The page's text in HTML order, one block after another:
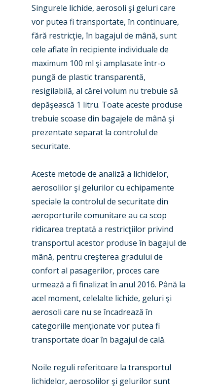
Singurele lichide, aerosoli şi geluri care
vor putea fi transportate, în continuare,
fără restricţie, în bagajul de mână, sunt
cele aflate în recipiente individuale de
maximum 100 ml şi amplasate într-o
pungă de plastic transparentă,
resigilabilă, al cărei volum nu trebuie să
depăşească 1 litru. Toate aceste produse
trebuie scoase din bagajele de mână şi
prezentate separat la controlul de
securitate.
Aceste metode de analiză a lichidelor,
aerosolilor şi gelurilor cu echipamente
speciale la controlul de securitate din
aeroporturile comunitare au ca scop
ridicarea treptată a restricţiilor privind
transportul acestor produse în bagajul de
mână, pentru creşterea gradului de
confort al pasagerilor, proces care
urmează a fi finalizat în anul 2016. Până la
acel moment, celelalte lichide, geluri şi
aerosoli care nu se încadrează în
categoriile menționate vor putea fi
transportate doar în bagajul de cală.
Noile reguli referitoare la transportul
lichidelor, aerosolilor şi gelurilor sunt
New Routes
Industry
Accidents / Incidents
Airshows
Dubai 2025
Paris 2025
Farnborough 2024
Paris 2023
Dubai 2019
Paris 2019
Business Jets
Military
Trip Reports
Contact